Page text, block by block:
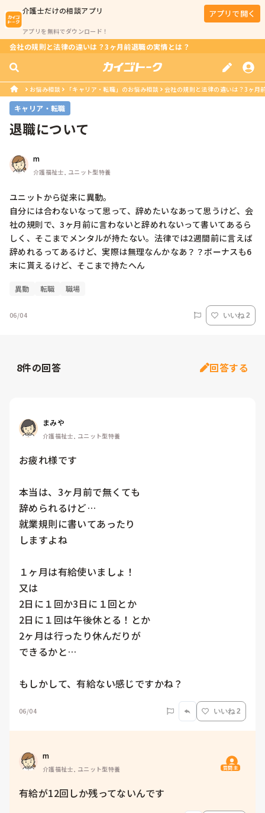
介護士だけの相談アプリ
アプリを無料でダウンロード！
アプリで開く
会社の規則と法律の違いは？3ヶ月前退職の実情とは？
お悩み相談 「キャリア・転職」のお悩み相談 会社の規則と法律の違いは？3ヶ月
キャリア・転職
退職について
m
介護福祉士, ユニット型特養
ユニットから従来に異動。
自分には合わないなって思って、辞めたいなあって思うけど、会
社の規則で、3ヶ月前に言わないと辞めれないって書いてあるら
しく、そこまでメンタルが持たない。法律では2週間前に言えば
辞めれるってあるけど、実際は無理なんかなあ？？ボーナスも6
末に貰えるけど、そこまで持たへん
異動 転職 職場
06/04 いいね 2
8件の回答 回答する
まみや
介護福祉士, ユニット型特養
お疲れ様です
本当は、3ヶ月前で無くても
辞められるけど…
就業規則に書いてあったり
しますよね
１ヶ月は有給使いましょ！
又は
2日に１回か3日に１回とか
2日に１回は午後休とる！とか
2ヶ月は行ったり休んだりが
できるかと…
もしかして、有給ない感じですかね？
06/04 いいね 2
m
介護福祉士, ユニット型特養 質問主
有給が12回しか残ってないんです